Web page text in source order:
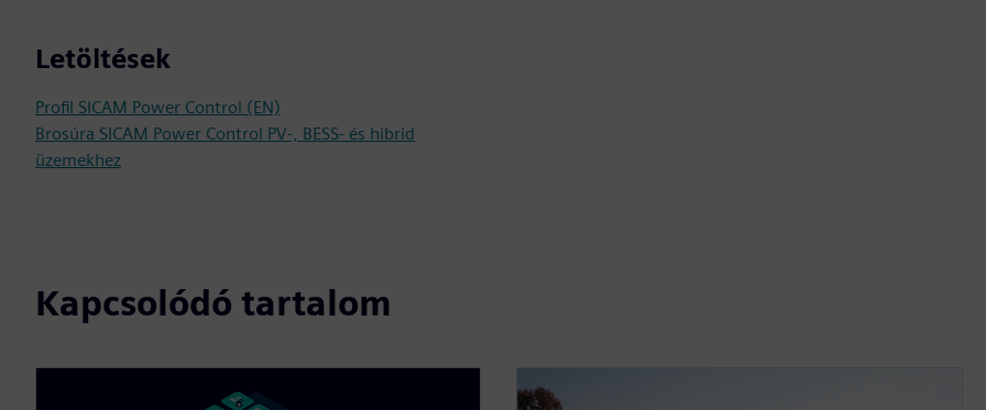
Letöltések
Profil SICAM Power Control (EN)
Brosúra SICAM Power Control PV-, BESS- és hibrid
üzemekhez
Kapcsolódó tartalom